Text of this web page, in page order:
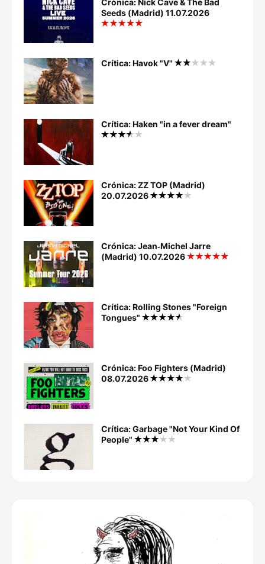
Crónica: Nick Cave & The Bad
Seeds (Madrid) 11.07.2026
Crítica: Havok "V"
Crítica: Haken "in a fever dream"
Crónica: ZZ TOP (Madrid)
20.07.2026
Crónica: Jean‐Michel Jarre
(Madrid) 10.07.2026
Crítica: Rolling Stones "Foreign
Tongues"
Crónica: Foo Fighters (Madrid)
08.07.2026
Crítica: Garbage "Not Your Kind Of
People"